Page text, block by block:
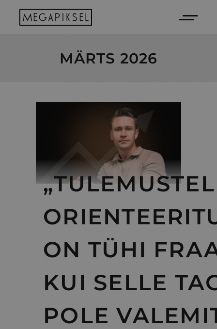
MÄRTS 2026
ON TÜHI
KUI SELLE
POLE